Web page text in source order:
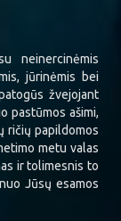
neinercinėmis
jūrinėmis bei
žvejojant
pastūmos ašimi,
ričių papildomos
metu valas
ir tolimesnis to
Jūsų esamos